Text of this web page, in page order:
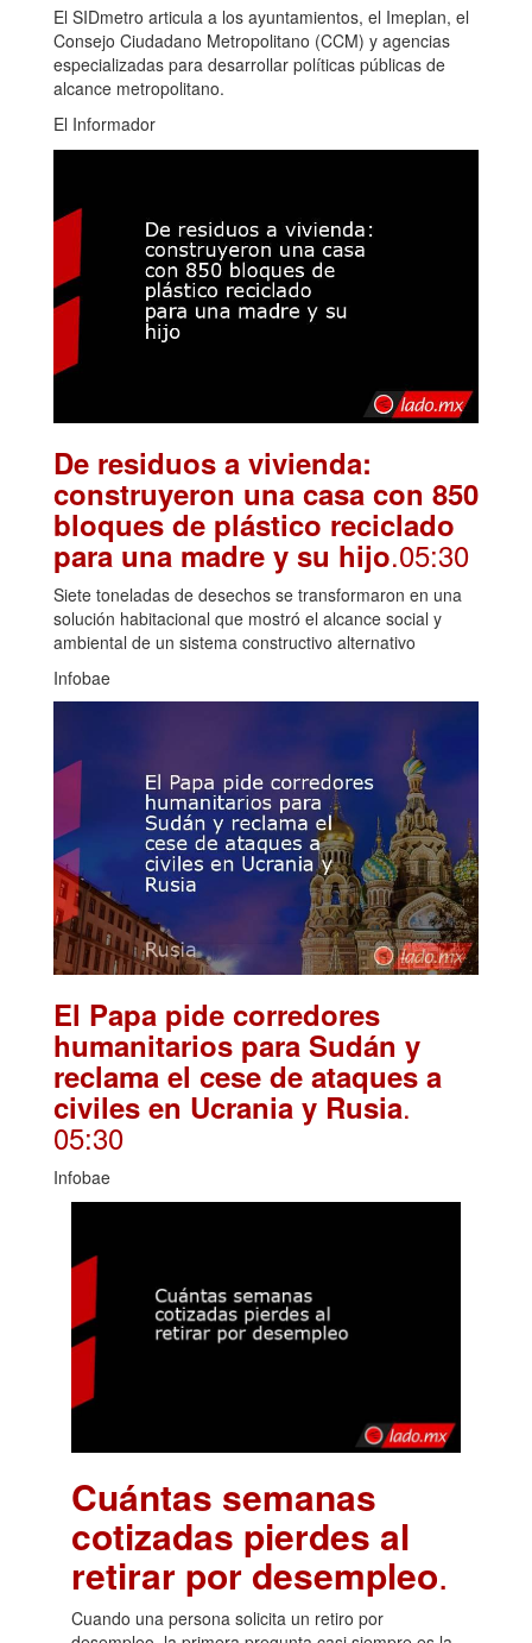
El SIDmetro articula a los ayuntamientos, el Imeplan, el
Consejo Ciudadano Metropolitano (CCM) y agencias
especializadas para desarrollar políticas públicas de
alcance metropolitano.
El Informador
De residuos a vivienda:
construyeron una casa con 850
bloques de plástico reciclado
para una madre y su hijo.05:30
Siete toneladas de desechos se transformaron en una
solución habitacional que mostró el alcance social y
ambiental de un sistema constructivo alternativo
Infobae
El Papa pide corredores
humanitarios para Sudán y
reclama el cese de ataques a
civiles en Ucrania y Rusia.
05:30
Infobae
Cuántas semanas
cotizadas pierdes al
retirar por desempleo.
Cuando una persona solicita un retiro por